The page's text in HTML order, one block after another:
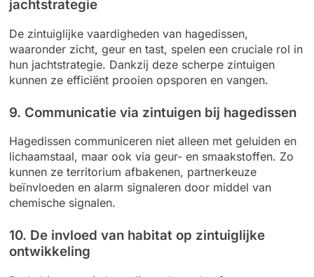
jachtstrategie
De zintuiglijke vaardigheden van hagedissen,
waaronder zicht, geur en tast, spelen een cruciale rol in
hun jachtstrategie. Dankzij deze scherpe zintuigen
kunnen ze efficiënt prooien opsporen en vangen.
9. Communicatie via zintuigen bij hagedissen
Hagedissen communiceren niet alleen met geluiden en
lichaamstaal, maar ook via geur- en smaakstoffen. Zo
kunnen ze territorium afbakenen, partnerkeuze
beïnvloeden en alarm signaleren door middel van
chemische signalen.
10. De invloed van habitat op zintuiglijke
ontwikkeling